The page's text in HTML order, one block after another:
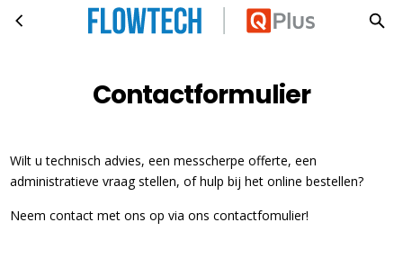
Ga naar hoofdinhoudContactformulier
Contactformulier
Wilt u technisch advies, een messcherpe offerte, een
administratieve vraag stellen, of hulp bij het online bestellen?
Neem contact met ons op via ons contactfomulier!